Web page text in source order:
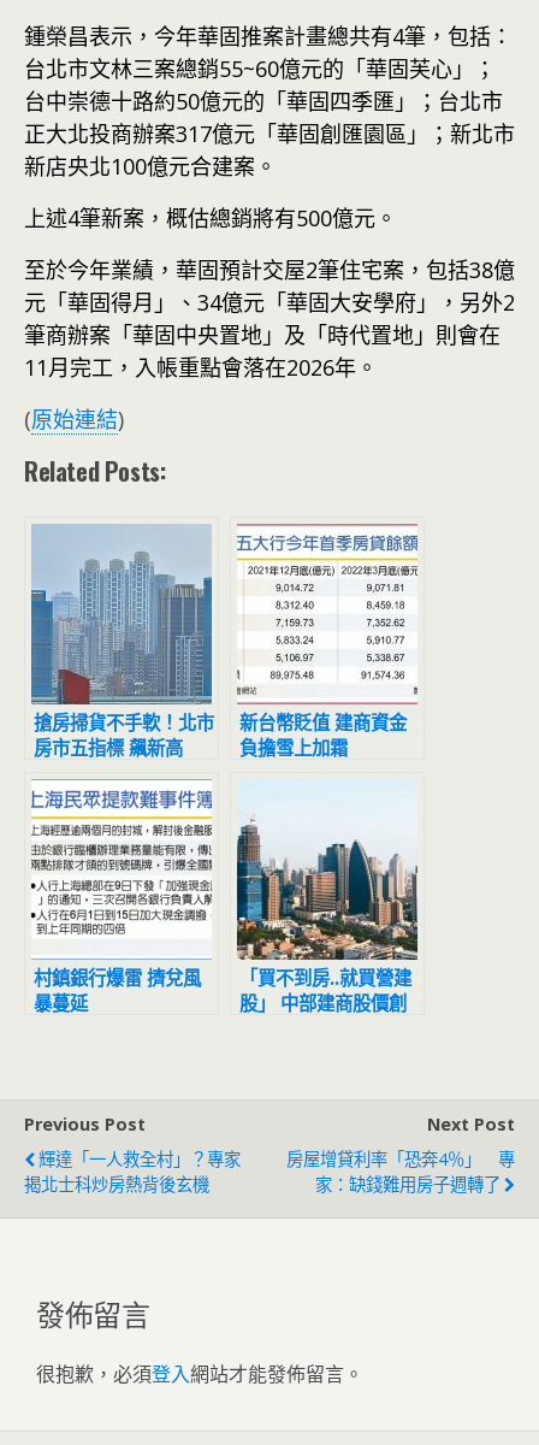
鍾榮昌表示，今年華固推案計畫總共有4筆，包括：
台北市文林三案總銷55~60億元的「華固芙心」；
台中崇德十路約50億元的「華固四季匯」；台北市
正大北投商辦案317億元「華固創匯園區」；新北市
新店央北100億元合建案。
上述4筆新案，概估總銷將有500億元。
至於今年業績，華固預計交屋2筆住宅案，包括38億
元「華固得月」、34億元「華固大安學府」，另外2
筆商辦案「華固中央置地」及「時代置地」則會在
11月完工，入帳重點會落在2026年。
(原始連結)
Related Posts:
搶房掃貨不手軟！北市
房市五指標 飆新高
新台幣貶值 建商資金
負擔雪上加霜
村鎮銀行爆雷 擠兌風
暴蔓延
「買不到房..就買營建
股」 中部建商股價創
Previous Post
輝達「一人救全村」？專家
揭北士科炒房熱背後玄機
Next Post
房屋增貸利率「恐奔4％」 專
家：缺錢難用房子週轉了
發佈留言
很抱歉，必須登入網站才能發佈留言。